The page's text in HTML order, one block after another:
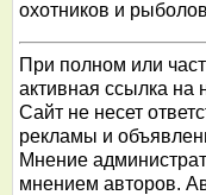
охотников и
При полном или
активная ссылка на
Сайт не несет
рекламы и
Мнение
мнением авторов.